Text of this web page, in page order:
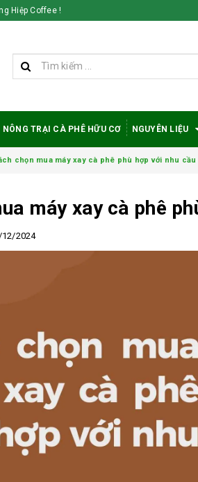
Hiệp Coffee !
NÔNG TRẠI CÀ PHÊ HỮU CƠ NGUYÊN LIỆU
chọn mua máy xay cà phê phù hợp với nhu cầu
máy xay cà phê
2024
Bí quyết chọn mua
cà phê hạt rang
mộc thơm ngon,
10/06/2026
Những tiêu chí đánh
giá một loại bột cà
phê nguyên chất
ngon